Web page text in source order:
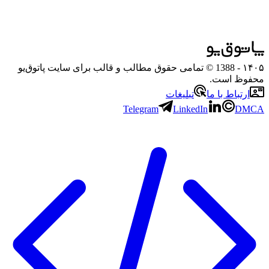
۱۴۰۵
- 1388 © تمامی حقوق مطالب و قالب برای سایت پاتوق‌یو
محفوظ است.
ارتباط با ما
تبلیغات
Telegram
LinkedIn DMCA